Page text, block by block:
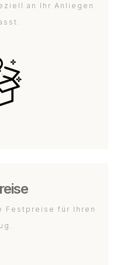
an Ihr Anliegen
Festpreise für Ihren